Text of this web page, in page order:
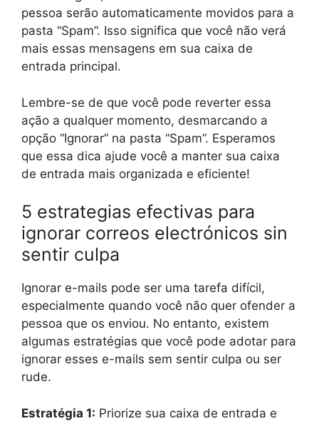
pessoa serão automaticamente movidos para a
pasta “Spam”. Isso significa que você não verá
mais essas mensagens em sua caixa de
entrada principal.
Lembre-se de que você pode reverter essa
ação a qualquer momento, desmarcando a
opção “Ignorar” na pasta “Spam”. Esperamos
que essa dica ajude você a manter sua caixa
de entrada mais organizada e eficiente!
5 estrategias efectivas para
ignorar correos electrónicos sin
sentir culpa
Ignorar e-mails pode ser uma tarefa difícil,
especialmente quando você não quer ofender a
pessoa que os enviou. No entanto, existem
algumas estratégias que você pode adotar para
ignorar esses e-mails sem sentir culpa ou ser
rude.
Estratégia 1: Priorize sua caixa de entrada e